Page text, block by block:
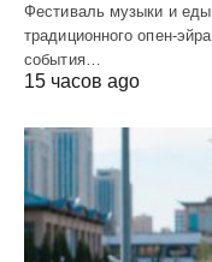
Фестиваль музыки и
традиционного опен-
события…
15 часов ago